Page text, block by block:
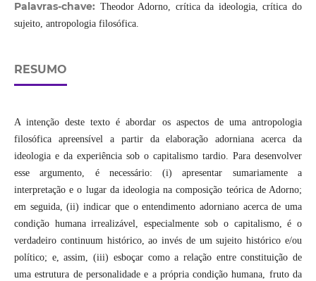
Palavras-chave: Theodor Adorno, crítica da ideologia, crítica do
sujeito, antropologia filosófica.
RESUMO
A intenção deste texto é abordar os aspectos de uma antropologia
filosófica apreensível a partir da elaboração adorniana acerca da
ideologia e da experiência sob o capitalismo tardio. Para desenvolver
esse argumento, é necessário: (i) apresentar sumariamente a
interpretação e o lugar da ideologia na composição teórica de Adorno;
em seguida, (ii) indicar que o entendimento adorniano acerca de uma
condição humana irrealizável, especialmente sob o capitalismo, é o
verdadeiro continuum histórico, ao invés de um sujeito histórico e/ou
político; e, assim, (iii) esboçar como a relação entre constituição de
uma estrutura de personalidade e a própria condição humana, fruto da